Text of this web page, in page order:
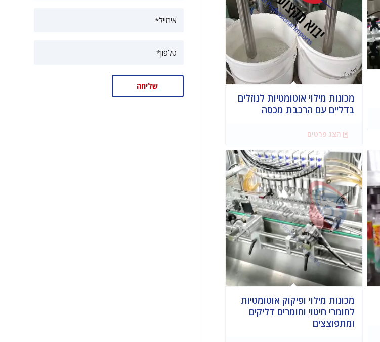
מכונות מילוי אוטומטיות לנוזלים
בדליים עם הרכבת מכסה
הצג פרטים
מכונות מילוי ופיקוק אוטומטיות
לחומרי חיטוי וחומרים דליקים
ומתפוצצים